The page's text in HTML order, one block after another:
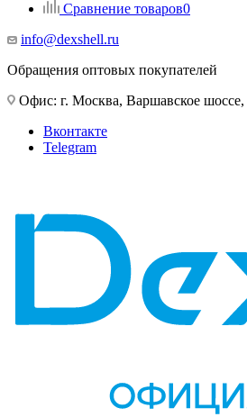
Сравнение товаров0
info@dexshell.ru
Обращения оптовых покупателей
Офис: г. Москва, Варшавское
Вконтакте
Telegram